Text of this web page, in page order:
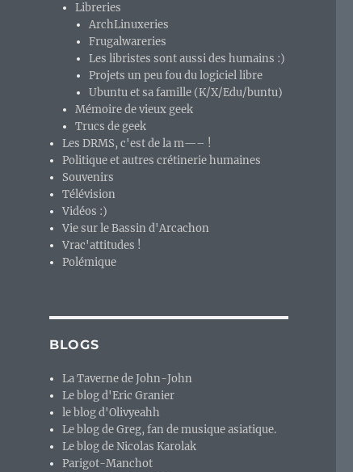
Libreries
ArchLinuxeries
Frugalwareries
Les libristes sont aussi des humains :)
Projets un peu fou du logiciel libre
Ubuntu et sa famille (K/X/Edu/buntu)
Mémoire de vieux geek
Trucs de geek
Les DRMS, c'est de la m—– !
Politique et autres crétinerie humaines
Souvenirs
Télévision
Vidéos :)
Vie sur le Bassin d'Arcachon
Vrac'attitudes !
Polémique
BLOGS
La Taverne de John-John
Le blog d'Eric Granier
le blog d'Olivyeahh
Le blog de Greg, fan de musique asiatique.
Le blog de Nicolas Karolak
Parigot-Manchot